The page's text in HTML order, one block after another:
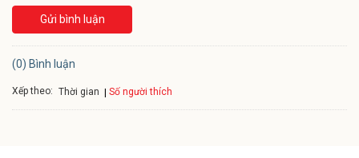
Gửi bình luận
(0) Bình luận
Xếp theo: Thời gian Số người thích